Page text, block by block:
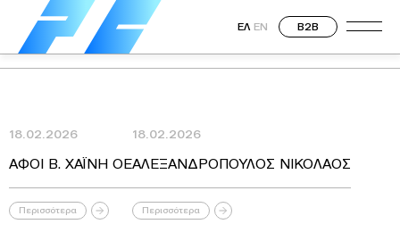
ΕΛ EN B2B
18.02.2026
ΑΦΟΙ Β. ΧΑΪΝΗ ΟΕ
Περισσότερα
18.02.2026
ΑΛΕΞΑΝΔΡΟΠΟΥΛΟΣ ΝΙΚΟΛΑΟΣ
Περισσότερα